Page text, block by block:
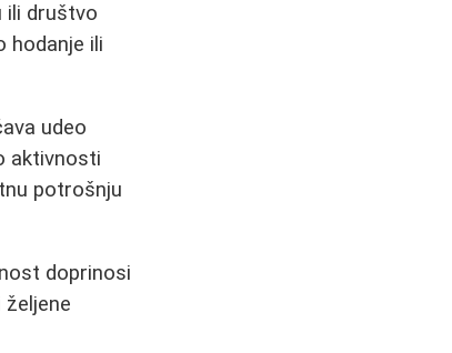
ili društvo
hodanje ili
udeo
aktivnosti
potrošnju
doprinosi